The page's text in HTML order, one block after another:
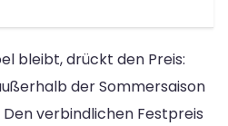
bleibt, drückt den Preis:
der Sommersaison
verbindlichen Festpreis